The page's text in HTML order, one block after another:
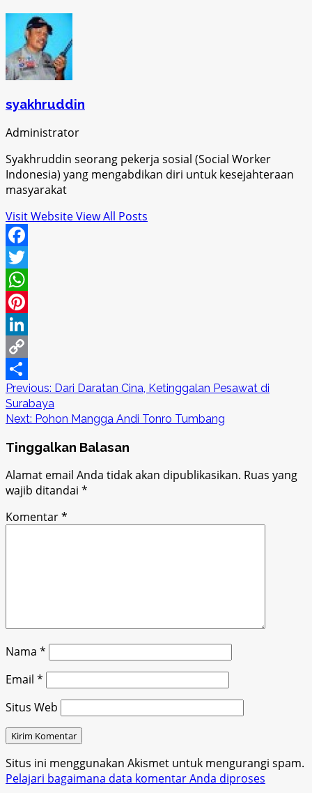
syakhruddin
Administrator
Syakhruddin seorang pekerja sosial (Social Worker
Indonesia) yang mengabdikan diri untuk kesejahteraan
masyarakat
Visit WebsiteView All Posts
Facebook
Twitter
WhatsApp
Pinterest
LinkedIn
Copy
Link
Share
Post
navigation
Previous: Dari Daratan Cina, Ketinggalan Pesawat di
Surabaya
Next: Pohon Mangga Andi Tonro Tumbang
Tinggalkan Balasan
Alamat email Anda tidak akan dipublikasikan. Ruas yang
wajib ditandai *
Komentar*
Nama *
Email *
Situs Web
Situs ini menggunakan Akismet untuk mengurangi spam.
Pelajari bagaimana data komentar Anda diproses